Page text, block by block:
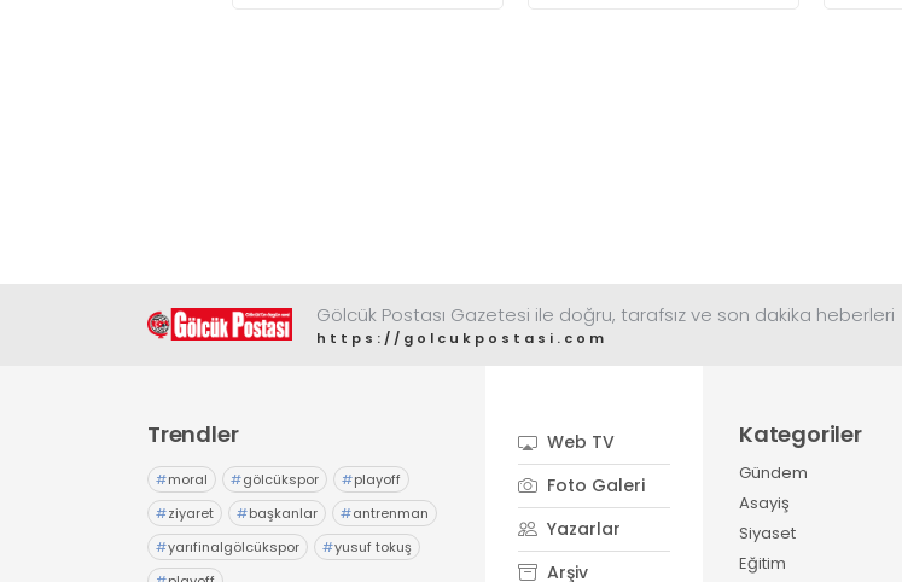
Gölcük Postası Gazetesi ile doğru, tarafsız ve son dakika heberleri
https://golcukpostasi.com
Trendler
#moral #gölcükspor #playoff
#ziyaret #başkanlar #antrenman
#yarıfinalgölcükspor #yusuf tokuş
Web TV
Foto Galeri
Yazarlar
Arşiv
Kategoriler
Gündem
Asayiş
Siyaset
Eğitim